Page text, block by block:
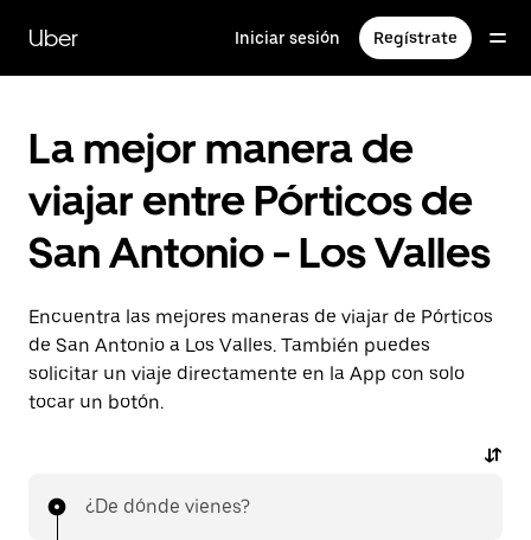
contenido
principal
Uber Iniciar sesión Regístrate
La mejor manera de
viajar entre Pórticos de
San Antonio - Los Valles
Encuentra las mejores maneras de viajar de Pórticos
de San Antonio a Los Valles. También puedes
solicitar un viaje directamente en la App con solo
tocar un botón.
¿De dónde vienes?